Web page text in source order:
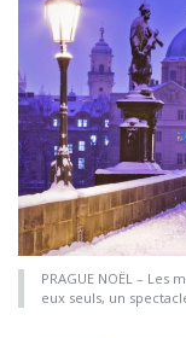
PRAGUE NOËL –
eux seuls, un